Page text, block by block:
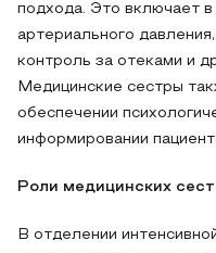
подхода. Это включает
артериального
контроль за отеками и
Медицинские сестры
обеспечении
информировании
Роли медицинских
В отделении